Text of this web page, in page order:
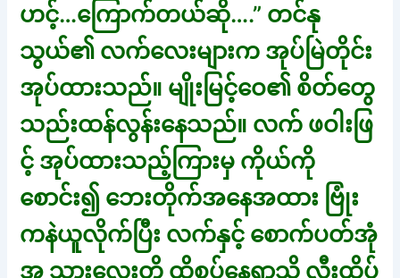
ဟင့်…ကြောက်တယ်ဆို….” တင်နု
သွယ်၏ လက်လေးများက အုပ်မြဲတိုင်း
အုပ်ထားသည်။ မျိုးမြင့်ဝေ၏ စိတ်တွေ
သည်းထန်လွန်းနေသည်။ လက် ဖဝါးဖြ
င့် အုပ်ထားသည့်ကြားမှ ကိုယ်ကို
စောင်း၍ ဘေးတိုက်အနေအထား ဗြုံး
ကနဲယူလိုက်ပြီး လက်နှင့် စောက်ပတ်အုံ
အ သားလေးတို့ ထိစပ်နေရာသို့ လီးထိပ်